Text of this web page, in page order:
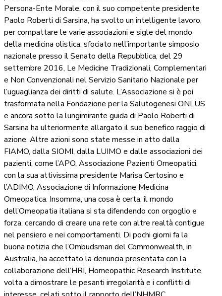
Persona-Ente Morale, con il suo competente presidente
Paolo Roberti di Sarsina, ha svolto un intelligente lavoro,
per compattare le varie associazioni e sigle del mondo
della medicina olistica, sfociato nell’importante simposio
nazionale presso il Senato della Repubblica, del 29
settembre 2016, Le Medicine Tradizionali, Complementari
e Non Convenzionali nel Servizio Sanitario Nazionale per
l’uguaglianza dei diritti di salute. L’Associazione si è poi
trasformata nella Fondazione per la Salutogenesi ONLUS
e ancora sotto la lungimirante guida di Paolo Roberti di
Sarsina ha ulteriormente allargato il suo benefico raggio di
azione. Altre azioni sono state messe in atto dalla
FIAMO, dalla SIOMI, dalla LUIMO e dalle associazioni dei
pazienti, come l’APO, Associazione Pazienti Omeopatici,
con la sua attivissima presidente Marisa Certosino e
l’ADIMO, Associazione di Informazione Medicina
Omeopatica. Insomma, una cosa è certa, il mondo
dell’Omeopatia italiana si sta difendendo con orgoglio e
forza, cercando di creare una rete con altre realtà contigue
nel pensiero e nei comportamenti. Di pochi giorni fa la
buona notizia che l’Ombudsman del Commonwealth, in
Australia, ha accettato la denuncia presentata con la
collaborazione dell’HRI, Homeopathic Research Institute,
volta a dimostrare le pesanti irregolarità e i conflitti di